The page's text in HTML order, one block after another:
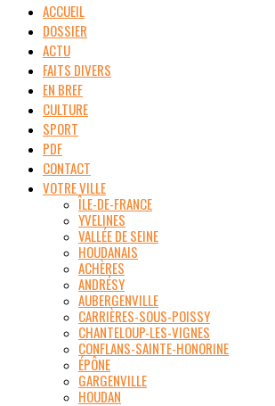
ACCUEIL
DOSSIER
ACTU
FAITS DIVERS
EN BREF
CULTURE
SPORT
PDF
CONTACT
VOTRE VILLE
ÎLE-DE-FRANCE
YVELINES
VALLÉE DE SEINE
HOUDANAIS
ACHÈRES
ANDRÉSY
AUBERGENVILLE
CARRIÈRES-SOUS-POISSY
CHANTELOUP-LES-VIGNES
CONFLANS-SAINTE-HONORINE
ÉPÔNE
GARGENVILLE
HOUDAN